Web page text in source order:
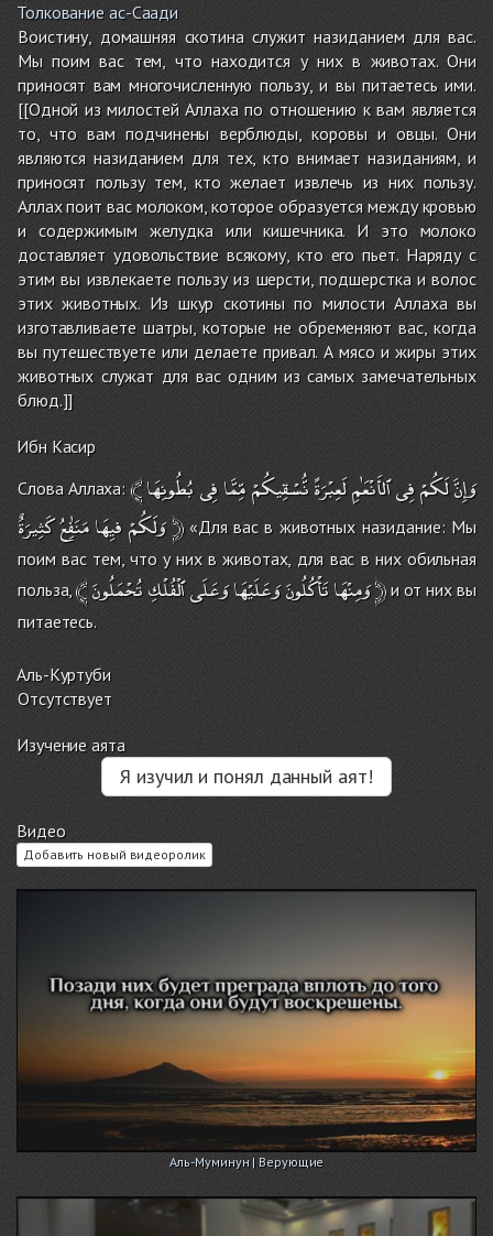
Толкование ас-Саади
Воистину, домашняя скотина служит назиданием для вас.
Мы поим вас тем, что находится у них в животах. Они
приносят вам многочисленную пользу, и вы питаетесь ими.
[[Одной из милостей Аллаха по отношению к вам является
то, что вам подчинены верблюды, коровы и овцы. Они
являются назиданием для тех, кто внимает назиданиям, и
приносят пользу тем, кто желает извлечь из них пользу.
Аллах поит вас молоком, которое образуется между кровью
и содержимым желудка или кишечника. И это молоко
доставляет удовольствие всякому, кто его пьет. Наряду с
этим вы извлекаете пользу из шерсти, подшерстка и волос
этих животных. Из шкур скотины по милости Аллаха вы
изготавливаете шатры, которые не обременяют вас, когда
вы путешествуете или делаете привал. А мясо и жиры этих
животных служат для вас одним из самых замечательных
блюд.]]
Ибн Касир
Слова Аллаха: ﴾ وَإِنَّلَكُمْفِىٱلأَنْعَٰمِلَعِبْرَةًنُّسْقِيكُمْمِّمَّافِىبُطُونِهَا
وَلَكُمْفيِهَامَنَٰفِعُكَثِيرَةٌ ﴿«Для вас в животных назидание: Мы
поим вас тем, что у них в животах, для вас в них обильная
польза,﴾ وَمِنْهَاتَأْكُلُونَوَعَلَيْهَاوَعَلَىٱلْفُلْكِتُحْمَلُونَ ﴿и от них вы
питаетесь.
Аль-Куртуби
Отсутствует
Изучение аята
Я изучил и понял данный аят!
Видео
Добавить новый видеоролик
Аль-Муминун | Верующие